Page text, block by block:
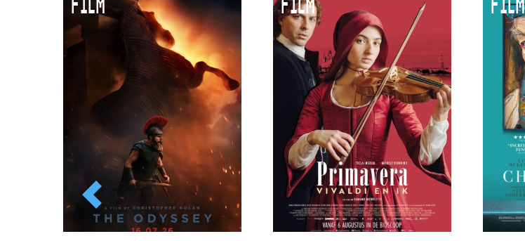
Duurzaamheid
Culturele boycot Israël
Ruimte voor artistieke vrijheid – VNPF
FILM FILM FILM